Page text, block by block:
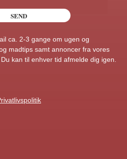
ca. 2-3 gange om ugen og
madtips samt annoncer fra vores
kan til enhver tid afmelde dig igen.